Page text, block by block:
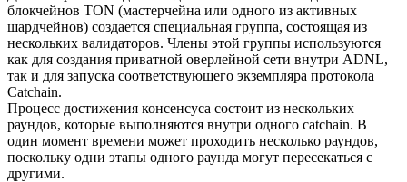
блокчейнов TON (мастерчейна или одного из активных
шардчейнов) создается специальная группа, состоящая из
нескольких валидаторов. Члены этой группы используются
как для создания приватной оверлейной сети внутри ADNL,
так и для запуска соответствующего экземпляра протокола
Catchain.
Процесс достижения консенсуса состоит из нескольких
раундов, которые выполняются внутри одного catchain. В
один момент времени может проходить несколько раундов,
поскольку одни этапы одного раунда могут пересекаться с
другими.